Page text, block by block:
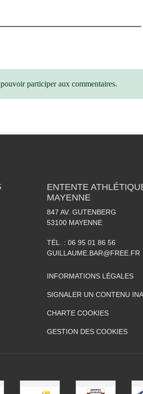
participer aux commentaires.
ENTENTE
MAYENNE
847 AV. GUTENBERG
53100 MAYENNE
TÉL. : 06 95 01 86 56
GUILLAUME.BAR@FREE.FR
INFORMATIONS LÉGALES
SIGNALER UN CONTENU
CHARTE COOKIES
GESTION DES COOKIES